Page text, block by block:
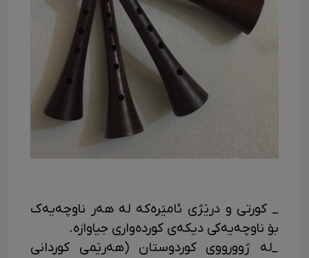
_ کورتی و درێژی ئامێرەکه له هەر ناوچەیە‌ک
بۆ ناوچەیەکی دیکەی کوردەواری جیاوازه.
_له ژوورووی کوردوستان (هەرێمی کوردانی